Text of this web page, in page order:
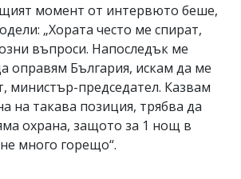
момент от интервюто беше,
„Хората често ме спират,
въпроси. Напоследък ме
оправям България, искам да ме
министър-председател. Казвам
на такава позиция, трябва да
охрана, защото за 1 нощ в
много горещо“.